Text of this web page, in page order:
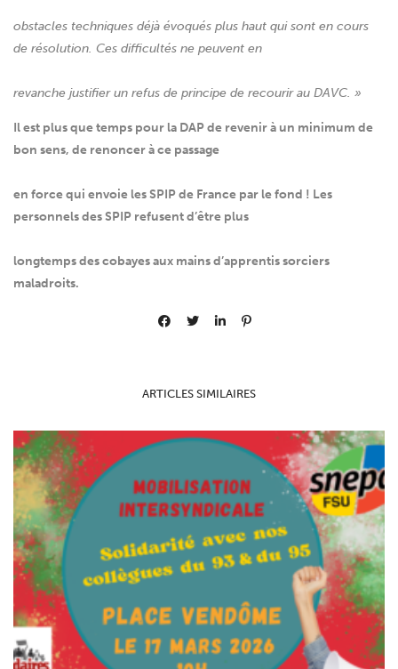
obstacles techniques déjà évoqués plus haut qui sont en cours
de résolution. Ces difficultés ne peuvent en
revanche justifier un refus de principe de recourir au DAVC. »
Il est plus que temps pour la DAP de revenir à un minimum de
bon sens, de renoncer à ce passage
en force qui envoie les SPIP de France par le fond ! Les
personnels des SPIP refusent d’être plus
longtemps des cobayes aux mains d’apprentis sorciers
maladroits.
ARTICLES SIMILAIRES